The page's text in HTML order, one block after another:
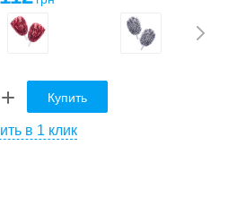
Купить
в 1 клик